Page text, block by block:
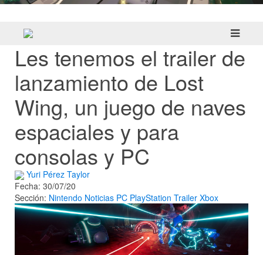
Les tenemos el trailer de
lanzamiento de Lost
Wing, un juego de naves
espaciales y para
consolas y PC
Yuri Pérez Taylor
Fecha: 30/07/20
Sección: Nintendo Noticias PC PlayStation Trailer Xbox